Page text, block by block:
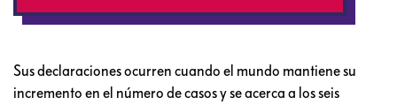
Sus declaraciones ocurren cuando el mundo mantiene su
incremento en el número de casos y se acerca a los seis